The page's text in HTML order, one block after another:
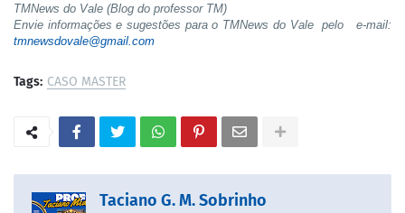
TMNews do Vale (Blog do professor TM)
Envie informações e sugestões para o TMNews do Vale pelo e-mail:
tmnewsdovale@gmail.com
Tags: CASO MASTER
Taciano G. M. Sobrinho